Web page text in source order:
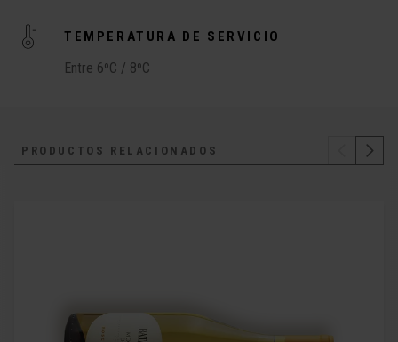
TEMPERATURA DE SERVICIO
Entre 6ºC / 8ºC
PRODUCTOS RELACIONADOS